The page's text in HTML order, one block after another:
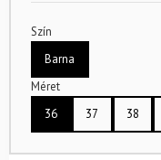
Szín
Barna
Méret
36
37 38